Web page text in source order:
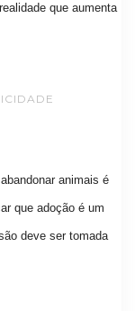
que aumenta
animais é
que adoção é um
deve ser tomada